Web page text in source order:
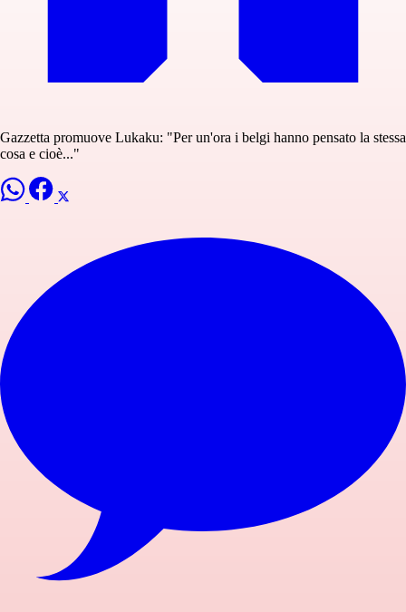
Gazzetta promuove Lukaku: "Per un'ora i belgi hanno pensato la stessa
cosa e cioè..."